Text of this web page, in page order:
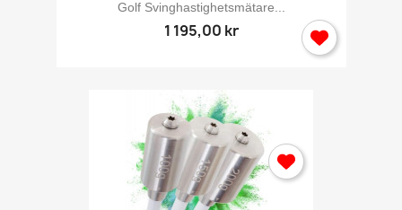
Golf Svinghastighetsmätare...
1 195,00 kr